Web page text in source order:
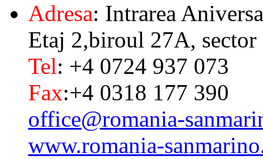
Adresa: Intrarea
Etaj 2,biroul 27A, sector
Tel: +4 0724 937 073
Fax:+4 0318 177 390
office@romania-
www.romania-